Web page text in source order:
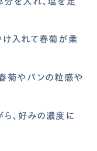
け⼊れて春菊が柔
菊やパンの粒感や
、好みの濃度に